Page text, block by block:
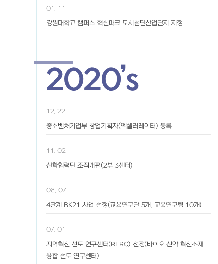
01. 11
강원대학교 캠퍼스 혁신파크 도시첨단산업단지 지정
2020’s
12. 22
중소벤처기업부 창업기획자(엑셀러레이터) 등록
11. 02
산학협력단 조직개편(2부 3센터)
08. 07
4단계 BK21 사업 선정(교육연구단 5개, 교육연구팀 10개)
07. 01
지역혁신 선도 연구센터(RLRC) 선정(바이오 신약 혁신소재
융합 선도 연구센터)